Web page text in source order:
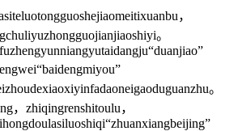
，
。
。
，zhiqingrenshitoulu，